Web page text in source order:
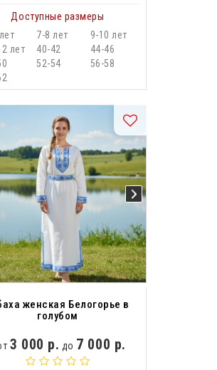
Доступные размеры
7-8 лет
9-10 лет
лет
40-42
44-46
52-54
56-58
женская Белогорье в
голубом
3 000 р. до 7 000 р.